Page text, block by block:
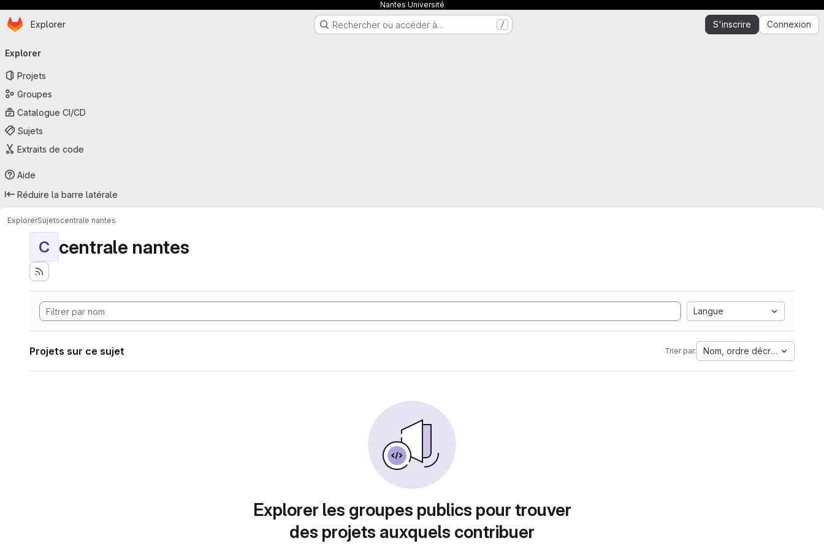
Nantes Université
Passer au contenu principal
Page d'accueil
Explorer Rechercher ou accéder à… / S'inscrire Connexion
principale
Explorer
Projets
Groupes
Catalogue CI/CD
Sujets
Extraits de code
Aide
Réduire la barre latérale
ExplorerSujetscentrale nantes
C centrale nantes
Langue
Projets sur ce sujet Trier par: Nom, ordre décroissant
Explorer les groupes publics pour trouver
des projets auxquels contribuer